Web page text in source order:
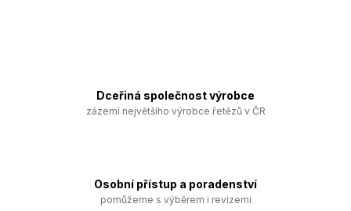
Dceřiná společnost výrobce
zázemí největšího výrobce řetězů v ČR
Osobní přístup a poradenství
pomůžeme s výběrem i revizemi